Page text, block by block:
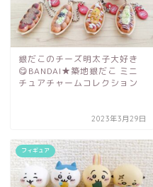
銀だこのチーズ明太子大好き
😋BANDAI★築地銀だこ ミニ
チュアチャームコレクション
2023年3月29日
フィギュア